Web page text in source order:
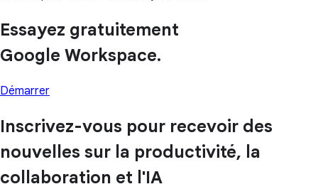
Essayez gratuitement
Google Workspace.
Démarrer
Inscrivez-vous pour recevoir des
nouvelles sur la productivité, la
collaboration et l'IA